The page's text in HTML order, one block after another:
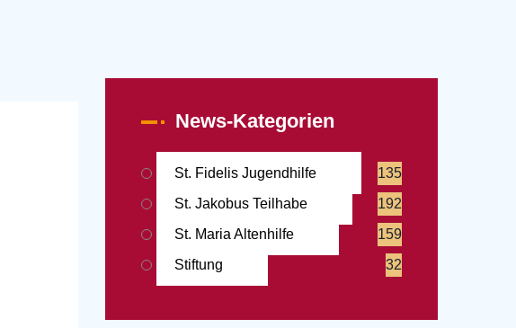
News-Kategorien
St. Fidelis Jugendhilfe
135
St. Jakobus Teilhabe
192
St. Maria Altenhilfe
159
Stiftung
32